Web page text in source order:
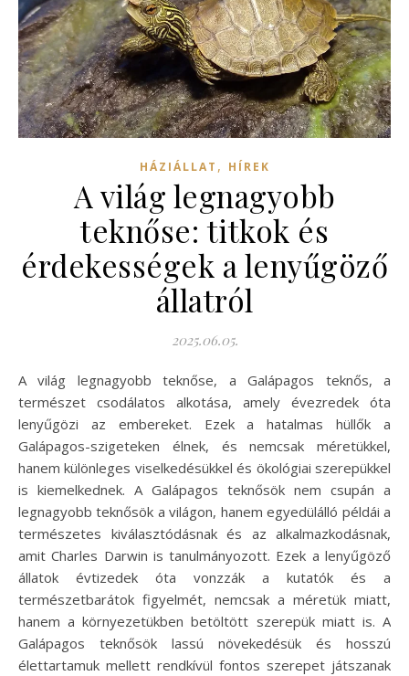
HÁZIÁLLAT , HÍREK
A világ legnagyobb
teknőse: titkok és
érdekességek a lenyűgöző
állatról
2025.06.05.
A világ legnagyobb teknőse, a Galápagos teknős, a
természet csodálatos alkotása, amely évezredek óta
lenyűgözi az embereket. Ezek a hatalmas hüllők a
Galápagos-szigeteken élnek, és nemcsak méretükkel,
hanem különleges viselkedésükkel és ökológiai szerepükkel
is kiemelkednek. A Galápagos teknősök nem csupán a
legnagyobb teknősök a világon, hanem egyedülálló példái a
természetes kiválasztódásnak és az alkalmazkodásnak,
amit Charles Darwin is tanulmányozott. Ezek a lenyűgöző
állatok évtizedek óta vonzzák a kutatók és a
természetbarátok figyelmét, nemcsak a méretük miatt,
hanem a környezetükben betöltött szerepük miatt is. A
Galápagos teknősök lassú növekedésük és hosszú
élettartamuk mellett rendkívül fontos szerepet játszanak